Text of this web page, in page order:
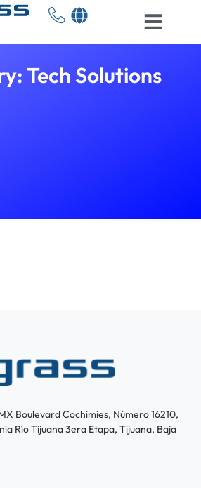
Tech Solutions
Boulevard Cochimies, Número 16210,
Río Tijuana 3era Etapa, Tijuana, Baja